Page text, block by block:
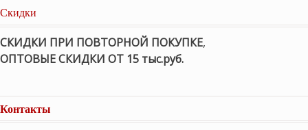
Скидки
СКИДКИ ПРИ ПОВТОРНОЙ ПОКУПКЕ,
ОПТОВЫЕ СКИДКИ ОТ 15 тыс.руб.
Контакты